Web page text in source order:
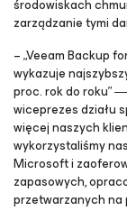
środowiskach
zarządzanie tymi
– „Veeam Backup
wykazuje
proc. rok do roku”―
wiceprezes działu
więcej naszych
wykorzystaliśmy
Microsoft i
zapasowych,
przetwarzanych na